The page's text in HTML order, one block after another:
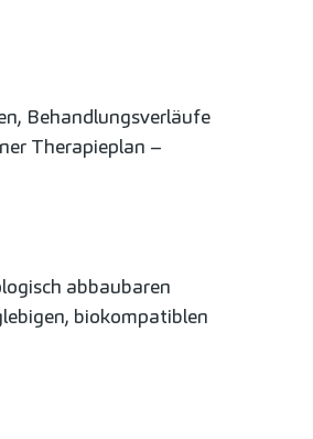
Behandlungsverläufe
Therapieplan –
abbaubaren
biokompatiblen